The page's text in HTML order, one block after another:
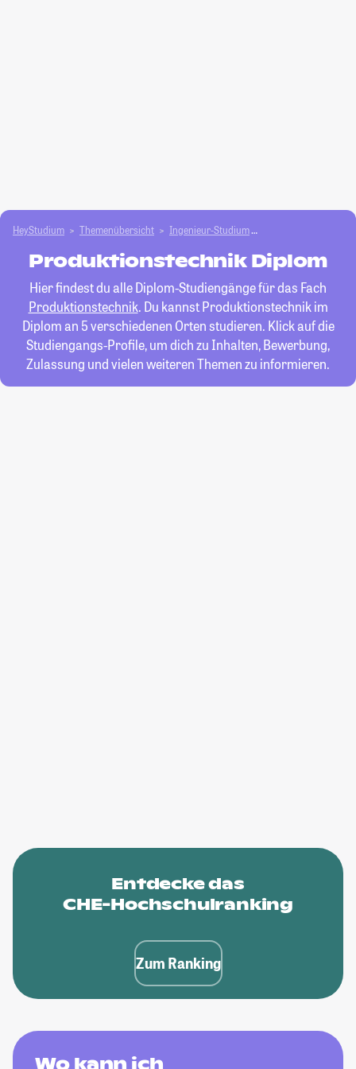
HeyStudium Themenübersicht Ingenieur-Studium
Produktionstechnik Diplom
Hier findest du alle Diplom-Studiengänge für das Fach
Produktionstechnik. Du kannst Produktionstechnik im
Diplom an 5 verschiedenen Orten studieren. Klick auf die
Studiengangs-Profile, um dich zu Inhalten, Bewerbung,
Zulassung und vielen weiteren Themen zu informieren.
Entdecke das
CHE-Hochschulranking
Zum Ranking
Wo kann ich